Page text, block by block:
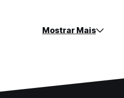
Mostrar Mais